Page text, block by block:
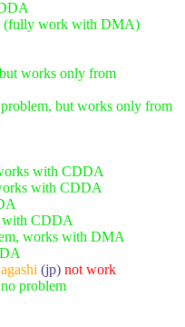
(fully work with DMA)
works only from
but works only from
with CDDA
with CDDA
CDDA
works with DMA
(jp) not work
no problem